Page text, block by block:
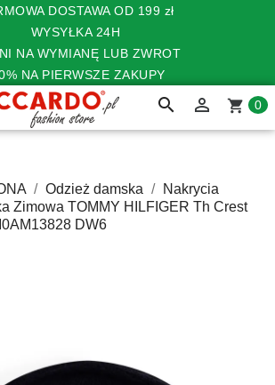
DOSTAWA OD 199 zł
WYSYŁKA 24H
NA WYMIANĘ LUB ZWROT
NA PIERWSZE ZAKUPY
search  shopping_cart 0
Odzież damska
Nakrycia
Zimowa TOMMY HILFIGER Th Crest
DW6